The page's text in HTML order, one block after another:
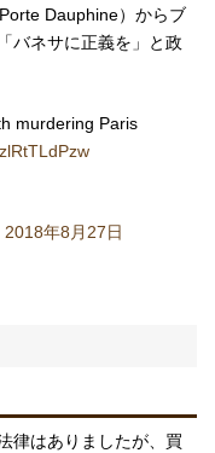
Dauphine）からブ
バネサに正義を」と政
murdering Paris
2018年8月27日
律はありましたが、買